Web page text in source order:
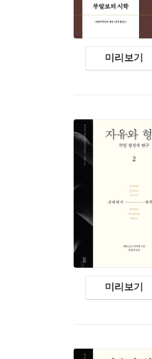
미리보기
미리보기